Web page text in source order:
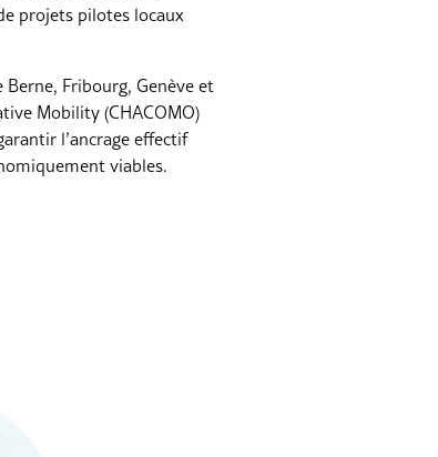
projets pilotes locaux
Fribourg, Genève et
Mobility (CHACOMO)
l’ancrage effectif
viables.